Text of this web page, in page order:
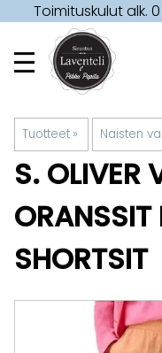
Toimituskulut alk.
Tuotteet ‪» Naisten
S. OLIVER
ORANSSIT
SHORTSIT